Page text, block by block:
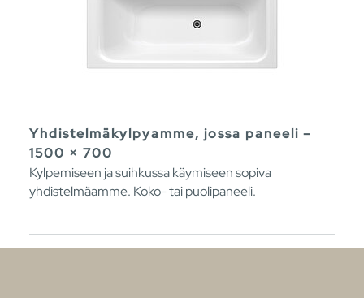
Yhdistelmäkylpyamme, jossa paneeli –
1500 × 700
Kylpemiseen ja suihkussa käymiseen sopiva
yhdistelmäamme. Koko- tai puolipaneeli.